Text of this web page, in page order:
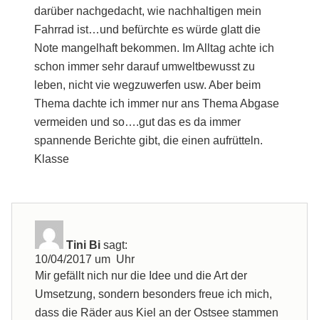
darüber nachgedacht, wie nachhaltigen mein
Fahrrad ist…und befürchte es würde glatt die
Note mangelhaft bekommen. Im Alltag achte ich
schon immer sehr darauf umweltbewusst zu
leben, nicht vie wegzuwerfen usw. Aber beim
Thema dachte ich immer nur ans Thema Abgase
vermeiden und so….gut das es da immer
spannende Berichte gibt, die einen aufrütteln.
Klasse
Tini Bi sagt:
10/04/2017 um Uhr
Mir gefällt nich nur die Idee und die Art der
Umsetzung, sondern besonders freue ich mich,
dass die Räder aus Kiel an der Ostsee stammen